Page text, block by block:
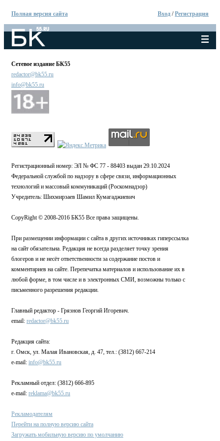
Полная версия сайта Вход /Регистрация
Сетевое издание БК55
redactor@bk55.ru
info@bk55.ru
Регистрационный номер: ЭЛ № ФС 77 - 88403 выдан 29.10.2024
Федеральной службой по надзору в сфере связи, информационных
технологий и массовый коммуникаций (Роскомнадзор)
Учредитель: Шихмирзаев Шамил Кумагаджиевич
CopyRight © 2008-2016 БК55 Все права защищены.
При размещении информации с сайта в других источниках гиперссылка
на сайт обязательна. Редакция не всегда разделяет точку зрения
блогеров и не несёт ответственности за содержание постов и
комментариев на сайте. Перепечатка материалов и использование их в
любой форме, в том числе и в электронных СМИ, возможны только с
письменного разрешения редакции.
Главный редактор - Грязнов Георгий Игоревич.
email: redactor@bk55.ru
Редакция сайта:
г. Омск, ул. Малая Ивановская, д. 47, тел.: (3812) 667-214
e-mail: info@bk55.ru
Рекламный отдел: (3812) 666-895
e-mail: reklama@bk55.ru
Рекламодателям
Перейти на полную версию сайта
Загружать мобильную версию по умолчанию